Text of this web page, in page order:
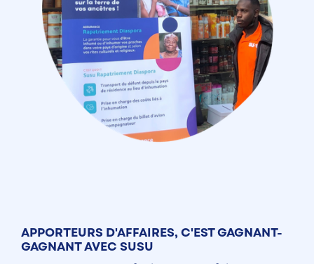
APPORTEURS D'AFFAIRES, C'EST GAGNANT-
GAGNANT AVEC SUSU